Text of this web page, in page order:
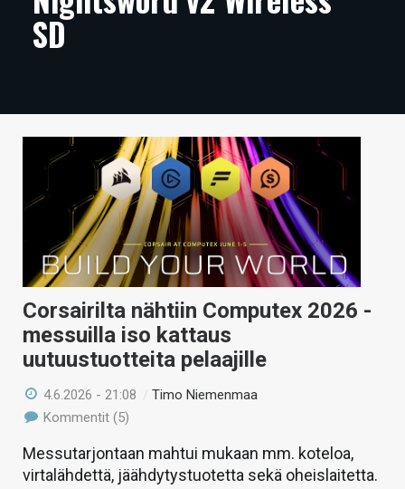
ARTIKKELIT
TIETOA
KAUPPA
VAIHDA TEEMA
HAKU
SD
Corsairilta nähtiin Computex 2026 -
messuilla iso kattaus
uutuustuotteita pelaajille
4.6.2026 - 21:08 /Timo Niemenmaa
Kommentit (5)
Messutarjontaan mahtui mukaan mm. koteloa,
virtalähdettä, jäähdytystuotetta sekä oheislaitetta.